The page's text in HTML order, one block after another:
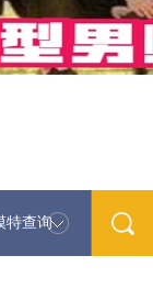
特查询